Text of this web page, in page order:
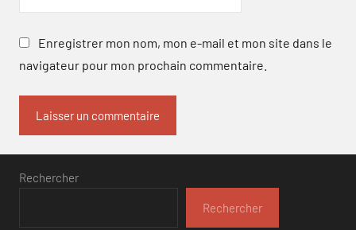
Enregistrer mon nom, mon e-mail et mon site dans le
navigateur pour mon prochain commentaire.
Rechercher
Rechercher